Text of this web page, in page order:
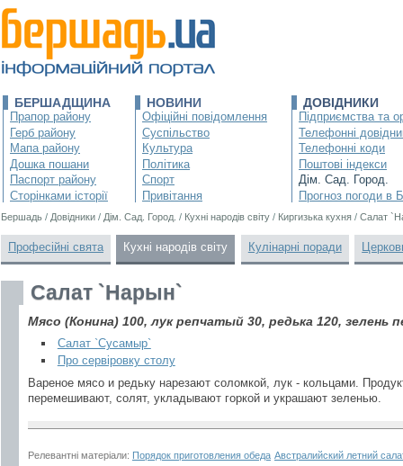
БЕРШАДЩИНА
Прапор району
Герб району
Мапа району
Дошка пошани
Паспорт району
Сторінками історії
НОВИНИ
Офіційні повідомлення
Суспільство
Культура
Політика
Спорт
Привітання
ДОВІДНИКИ
Підприємства та
Телефонні
Телефонні коди
Поштові індекси
Дім. Сад. Город.
Прогноз погоди в
Бершадь / Довідники / Дім. Сад. Город. / Кухні народів світу / Киргизька кухня / Салат
Професійні свята Кухні народів світу Кулінарні поради
Салат `Нарын`
Мясо (Конина) 100, лук репчатый 30, редька 120, зелень
Салат `Сусамыр`
Про сервіровку столу
Вареное мясо и редьку нарезают соломкой, лук - кольцами.
перемешивают, солят, укладывают горкой и украшают зеленью.
Релевантні матеріали: Порядок приготовления обеда Австралийский летний